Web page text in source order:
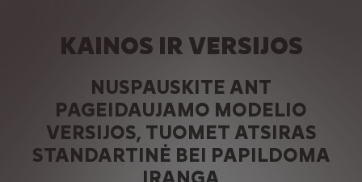
KAINOS IR VERSIJOS
NUSPAUSKITE ANT
PAGEIDAUJAMO MODELIO
VERSIJOS, TUOMET ATSIRAS
STANDARTINĖ BEI PAPILDOMA